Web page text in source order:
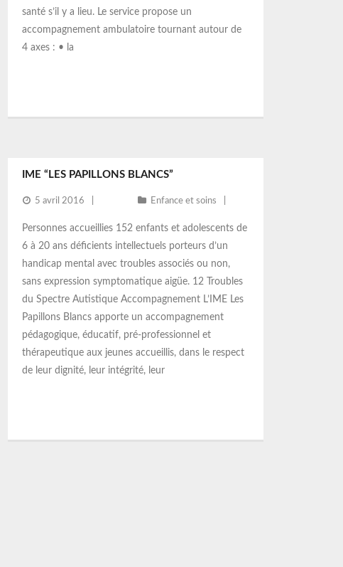
santé s’il y a lieu. Le service propose un
accompagnement ambulatoire tournant autour de
4 axes : • la
IME “LES PAPILLONS BLANCS”
5 avril 2016 Enfance et soins
Personnes accueillies 152 enfants et adolescents de
6 à 20 ans déficients intellectuels porteurs d’un
handicap mental avec troubles associés ou non,
sans expression symptomatique aigüe. 12 Troubles
du Spectre Autistique Accompagnement L’IME Les
Papillons Blancs apporte un accompagnement
pédagogique, éducatif, pré-professionnel et
thérapeutique aux jeunes accueillis, dans le respect
de leur dignité, leur intégrité, leur